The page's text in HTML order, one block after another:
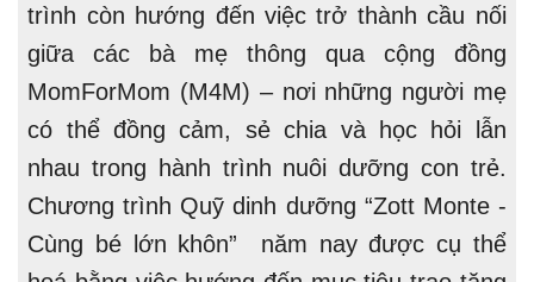
trình còn hướng đến việc trở thành cầu nối
giữa các bà mẹ thông qua cộng đồng
MomForMom (M4M) – nơi những người mẹ
có thể đồng cảm, sẻ chia và học hỏi lẫn
nhau trong hành trình nuôi dưỡng con trẻ.
Chương trình Quỹ dinh dưỡng “Zott Monte -
Cùng bé lớn khôn” năm nay được cụ thể